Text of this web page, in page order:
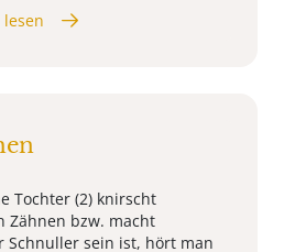
Tochter (2) knirscht
Zähnen bzw. macht
Schnuller sein ist, hört man